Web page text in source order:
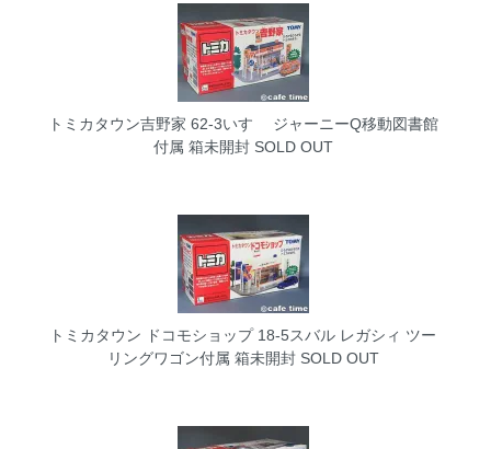
トミカタウン吉野家 62-3いすゞ ジャーニーQ移動図書館
付属 箱未開封SOLD OUT
トミカタウン ドコモショップ 18-5スバル レガシィ ツー
リングワゴン付属 箱未開封SOLD OUT